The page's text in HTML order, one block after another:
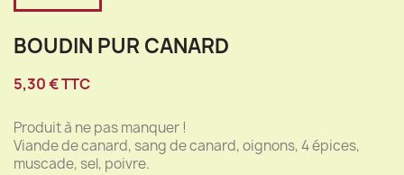
BOUDIN PUR CANARD
5,30 € TTC
Produit à ne pas manquer !
Viande de canard, sang de canard, oignons, 4 épices,
muscade, sel, poivre.